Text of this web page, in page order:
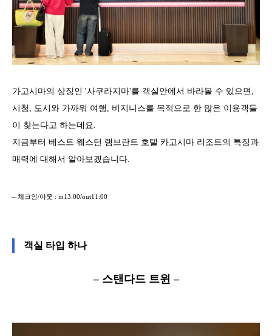
가고시마의 상징인 '사쿠라지마'를 객실안에서 바라볼 수 있으면,
시청, 도시와 가까워 여행, 비지니스를 목적으로 한 많은 이용객들
이 찾는다고 하는데요.
지금부터 베스트 웨스턴 램브란트 호텔 카고시마 리조트의 특징과
매력에 대해서 알아보겠습니다.
– 체크인/아웃 : in13:00/out11:00
객실 타입 하나
– 스탠다드 트윈 –